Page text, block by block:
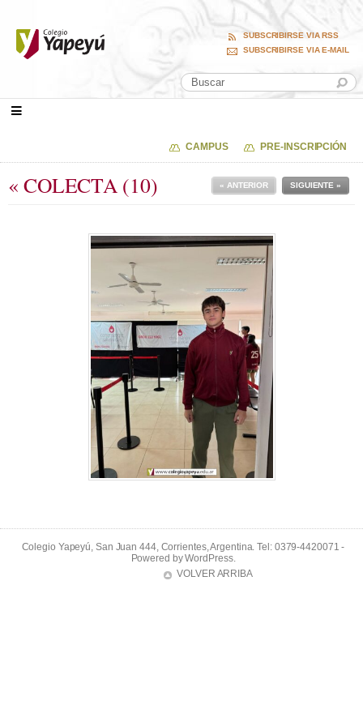
SUBSCRIBIRSE VIA RSS
SUBSCRIBIRSE VIA E-MAIL
CAMPUS PRE-INSCRIPCIÓN
« COLECTA (10) SIGUIENTE »
« ANTERIOR
Colegio Yapeyú, San Juan 444, Corrientes, Argentina. Tel: 0379-4420071 -
Powered byWordPress.
VOLVER ARRIBA